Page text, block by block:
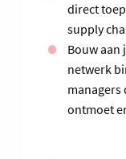
direct
supply
Bouw aan
netwerk
managers
ontmoet